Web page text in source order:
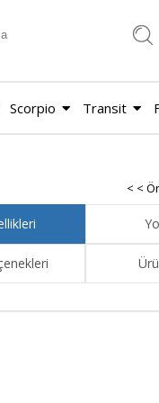
Scorpio Transit
< <